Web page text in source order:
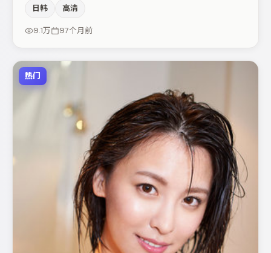
音、梁朝伟、金高银等，角色动机前后呼应，适合喜欢抠台
词与伏笔的观众。节奏紧凑、反转有度，值得列入片单。
日韩 高清
9.1万 97个月前
热门